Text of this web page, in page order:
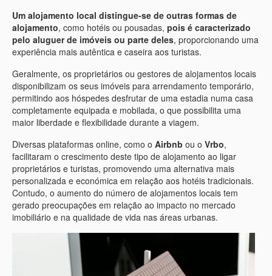
Um alojamento local distingue-se de outras formas de
alojamento, como hotéis ou pousadas, pois é caracterizado
pelo aluguer de imóveis ou parte deles, proporcionando uma
experiência mais autêntica e caseira aos turistas.
Geralmente, os proprietários ou gestores de alojamentos locais
disponibilizam os seus imóveis para arrendamento temporário,
permitindo aos hóspedes desfrutar de uma estadia numa casa
completamente equipada e mobilada, o que possibilita uma
maior liberdade e flexibilidade durante a viagem.
Diversas plataformas online, como o Airbnb ou o Vrbo,
facilitaram o crescimento deste tipo de alojamento ao ligar
proprietários e turistas, promovendo uma alternativa mais
personalizada e económica em relação aos hotéis tradicionais.
Contudo, o aumento do número de alojamentos locais tem
gerado preocupações em relação ao impacto no mercado
imobiliário e na qualidade de vida nas áreas urbanas.